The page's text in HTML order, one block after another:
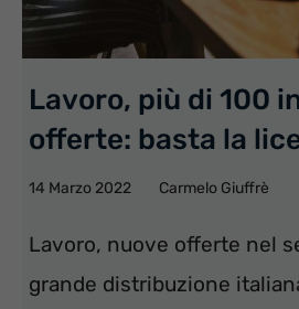
Lavoro, più di 100
offerte: basta la
14 Marzo 2022 Carmelo Giuffrè
Lavoro, nuove offerte nel
grande distribuzione